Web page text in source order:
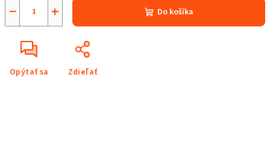
+
− Do košíka
Opýtať sa Zdieľať